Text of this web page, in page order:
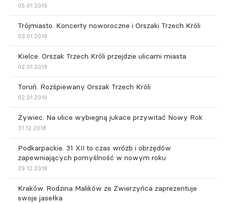
05.01.2019
Trójmiasto. Koncerty noworoczne i Orszaki Trzech Króli
03.01.2019
Kielce. Orszak Trzech Króli przejdzie ulicami miasta
02.01.2019
Toruń. Rozśpiewany Orszak Trzech Króli
02.01.2019
Żywiec. Na ulice wybiegną jukace przywitać Nowy Rok
31.12.2018
Podkarpackie. 31 XII to czas wróżb i obrzędów
zapewniających pomyślność w nowym roku
29.12.2018
Kraków. Rodzina Malików ze Zwierzyńca zaprezentuje
swoje jasełka